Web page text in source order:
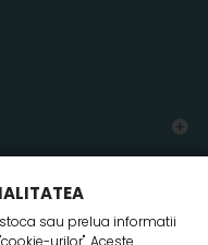
sau prelua informatii
urilor". Aceste